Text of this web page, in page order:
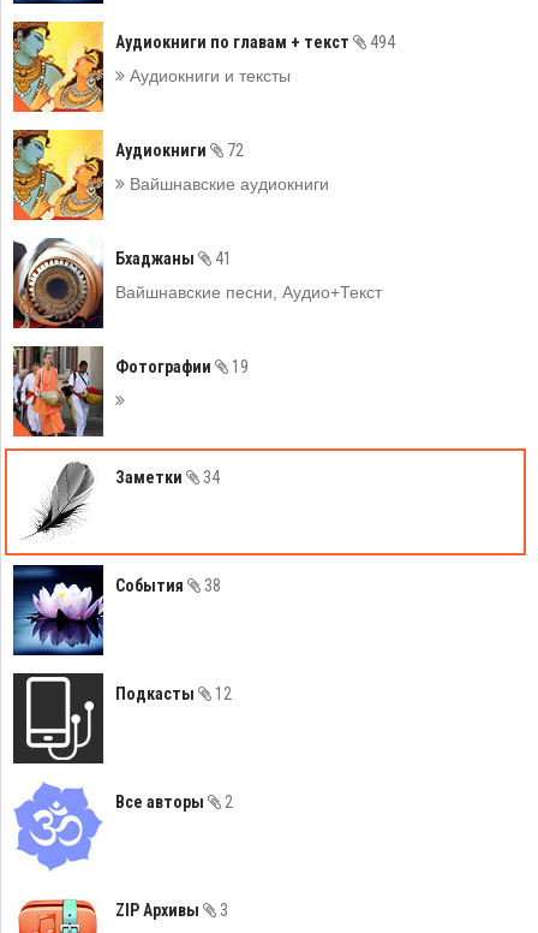
Аудиокниги по главам + текст
494
Аудиокниги и тексты
Аудиокниги
72
Вайшнавские аудиокниги
Бхаджаны
41
Вайшнавские песни, Аудио+Текст
Фотографии 19
Заметки 34
События 38
Подкасты 12
Все авторы 2
ZIP Архивы
3